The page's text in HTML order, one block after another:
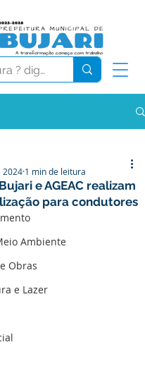
Ambiente
Obras
e Lazer
e AGEAC realizam
para condutores
2024 1 min de leitura